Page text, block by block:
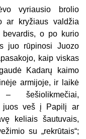
vyriausio brolio
ar kryžiaus valdžia
o po kurio
juo rūpinosi Juozo
kaip viskas
Kadarų kaimo
armijoje, ir laikė
šešiolikmečiai,
juos veš į Papilį ar
keliais šautuvais,
su „rekrūtais“;